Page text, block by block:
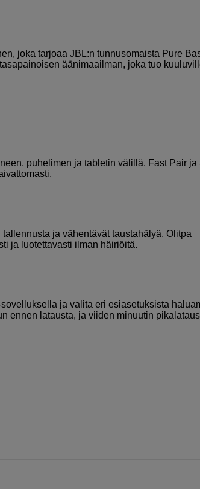
joka tarjoaa JBL:n tunnusomaista Pure
äänimaailman, joka tuo
puhelimen ja tabletin välillä. Fast Pair ja
ja vähentävät taustahälyä. Olitpa
ja luotettavasti ilman häiriöitä.
ja valita eri esiasetuksista
ennen latausta, ja viiden minuutin pikalataus